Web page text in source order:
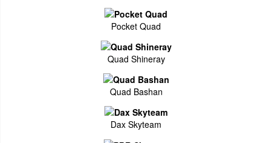
Pocket Quad
Quad Shineray
Quad Bashan
Dax Skyteam